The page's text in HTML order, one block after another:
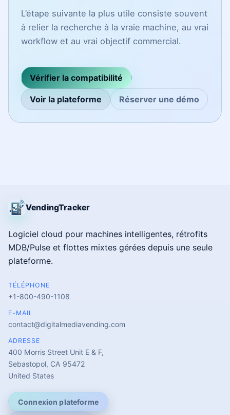
L’étape suivante la plus utile consiste souvent
à relier la recherche à la vraie machine, au vrai
workflow et au vrai objectif commercial.
Vérifier la compatibilité
Voir la plateforme Réserver une démo
VendingTracker
Logiciel cloud pour machines intelligentes, rétrofits
MDB/Pulse et flottes mixtes gérées depuis une seule
plateforme.
TÉLÉPHONE
+1-800-490-1108
E-MAIL
contact@digitalmediavending.com
ADRESSE
400 Morris Street Unit E & F,
Sebastopol, CA 95472
United States
Connexion plateforme